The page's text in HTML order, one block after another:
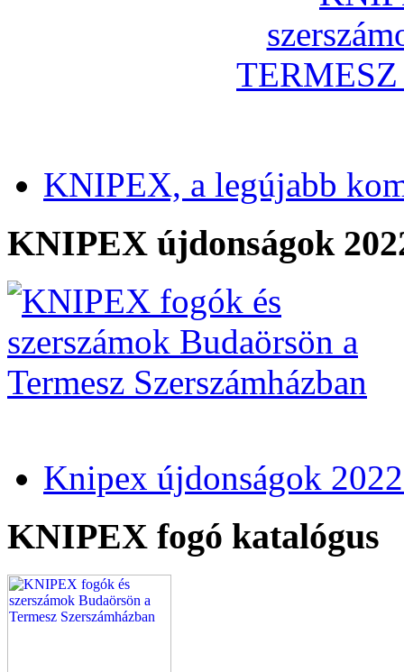
KNIPEX, a legújabb
KNIPEX újdonságok
Knipex újdonságok
KNIPEX fogó katalógus